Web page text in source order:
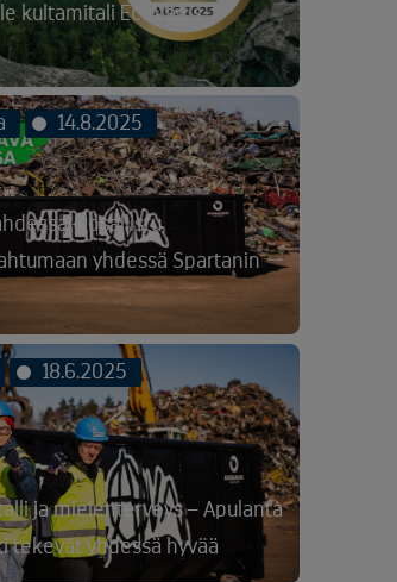
kultamitali EcoVadis-
14.8.2025
– osallistu
yhdessä Spartanin
18.6.2025
ja mielenterveys – Apulanta
tekevät yhdessä hyvää